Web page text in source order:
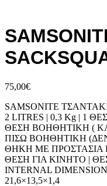
75,00€
SAMSONITE ΤΣΑΝΤΑΚΙ
2 LITRES | 0,3 Kg | 1
ΘΕΣΗ ΒΟΗΘΗΤΙΚΗ (
ΠΙΣΩ ΒΟΗΘΗΤΙΚΗ
ΘΗΚΗ ΜΕ ΠΡΟΣΤΑΣΙΑ
ΘΕΣΗ ΓΙΑ ΚΙΝΗΤΟ |
INTERNAL
21,6×13,5×1,4